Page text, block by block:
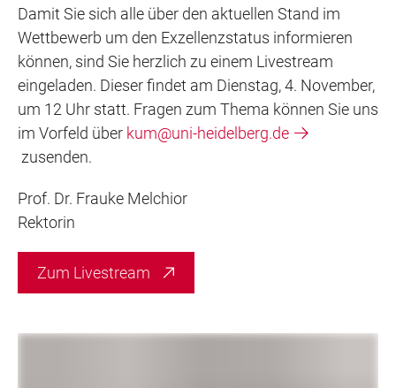
Damit Sie sich alle über den aktuellen Stand im
Wettbewerb um den Exzellenzstatus informieren
können, sind Sie herzlich zu einem Livestream
eingeladen. Dieser findet am Dienstag, 4. November,
um 12 Uhr statt. Fragen zum Thema können Sie uns
im Vorfeld über kum@uni-heidelberg.de
zusenden.
Prof. Dr. Frauke Melchior
Rektorin
Zum Livestream